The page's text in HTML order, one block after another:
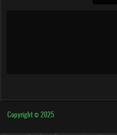
Copyright © 2025